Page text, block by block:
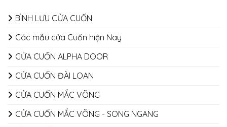
BÌNH LƯU CỬA CUỐN
Các mẫu cửa Cuốn hiện Nay
CỬA CUỐN ALPHA DOOR
CỬA CUỐN ĐÀI LOAN
CỬA CUỐN MẮC VÕNG
CỬA CUỐN MẮC VÕNG - SONG NGANG